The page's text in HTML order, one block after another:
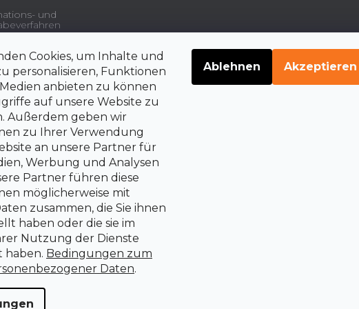
Cookies, um Inhalte und
personalisieren, Funktionen
anbieten zu können
auf unsere Website zu
Außerdem geben wir
zu Ihrer Verwendung
an unsere Partner für
Werbung und Analysen
Partner führen diese
möglicherweise mit
zusammen, die Sie ihnen
haben oder die sie im
Nutzung der Dienste
haben. Bedingungen zum
Daten.
Ablehnen Akzeptieren
und
und
über die
auf Vertragsrücktritt